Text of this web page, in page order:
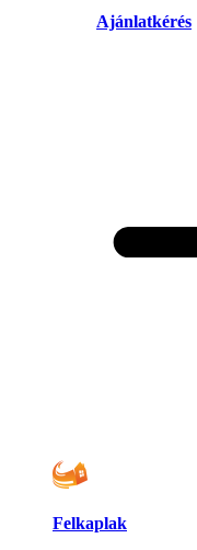
Ajánlatkérés
Felkaplak